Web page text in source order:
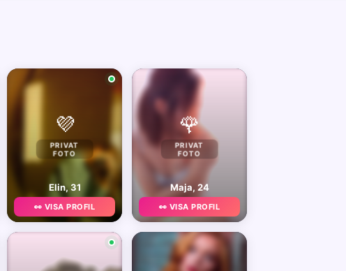
💜
PRIVAT
FOTO
Elin, 31
👀 VISA PROFIL
🌹
PRIVAT
FOTO
Maja, 24
👀 VISA PROFIL